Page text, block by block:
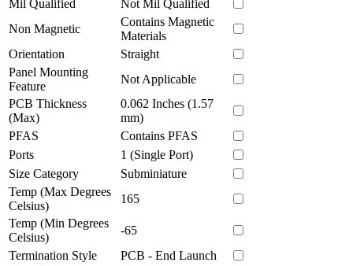
Mil Qualified
Not Mil Qualified
Non Magnetic
Contains Magnetic
Materials
Orientation
Straight
Panel Mounting
Feature
Not Applicable
PCB Thickness
(Max)
0.062 Inches (1.57
mm)
PFAS
Contains PFAS
Ports
1 (Single Port)
Size Category
Subminiature
Temp (Max Degrees
Celsius)
165
Temp (Min Degrees
Celsius)
-65
Termination Style
PCB - End Launch